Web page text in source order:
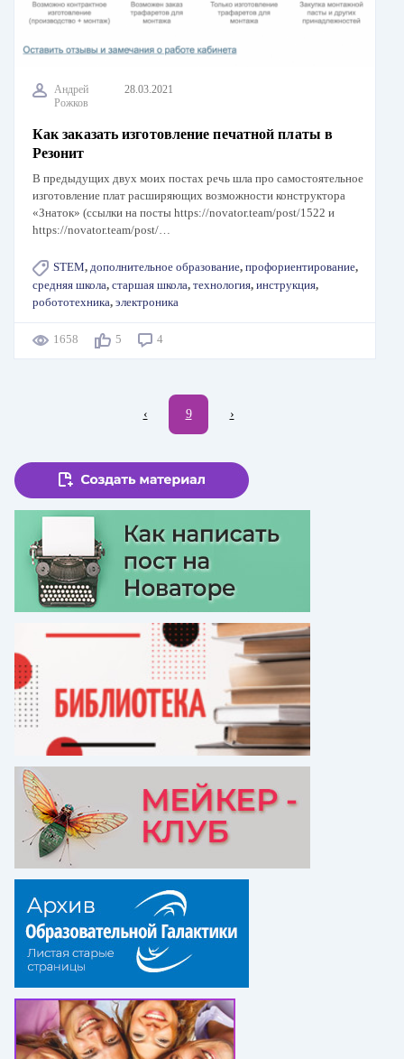
Андрей
Рожков
28.03.2021
Как заказать изготовление печатной платы в
Резонит
В предыдущих двух моих постах речь шла про самостоятельное
изготовление плат расширяющих возможности конструктора
«Знаток» (ссылки на посты https://novator.team/post/1522 и
https://novator.team/post/…
STEM, дополнительное образование, профориентирование,
средняя школа, старшая школа, технология, инструкция,
робототехника, электроника
1658 5 4
←
‹ Текущая
9 Следующая
›